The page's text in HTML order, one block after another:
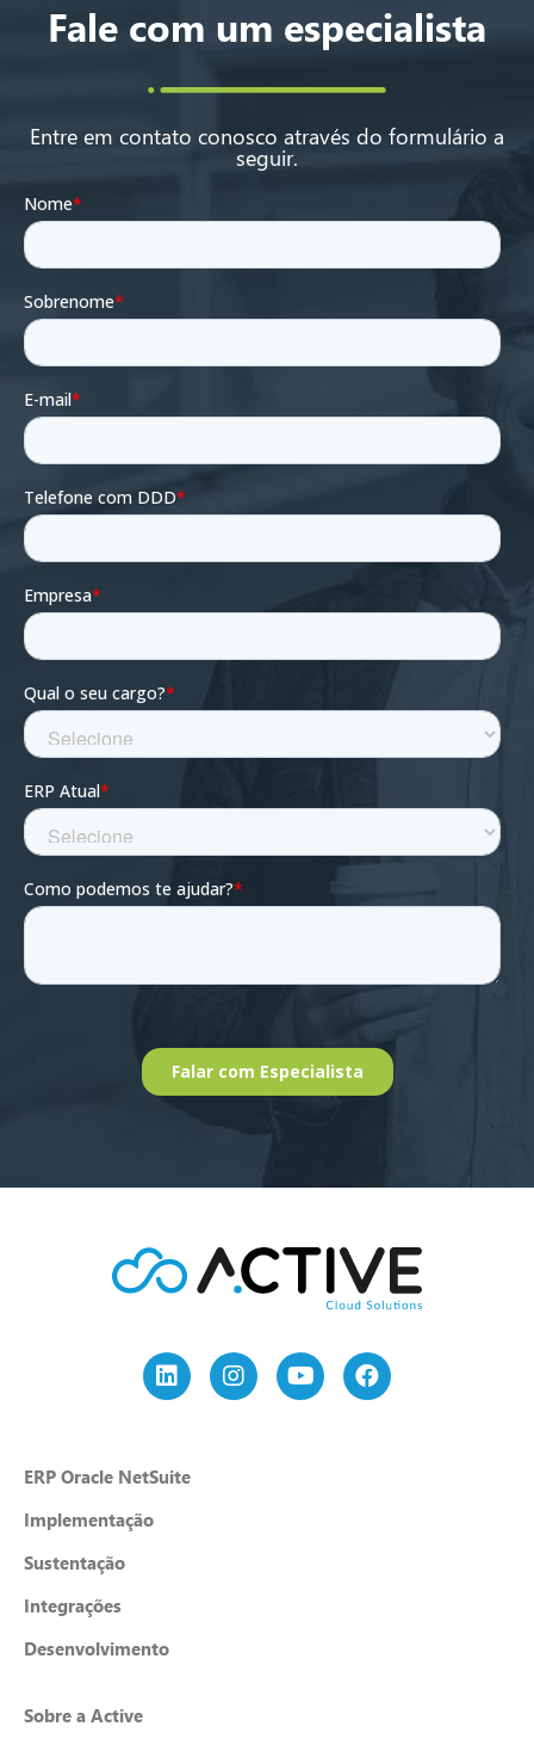
Fale com um especialista
Entre em contato conosco através do formulário a
seguir.
ERP Oracle NetSuite
Implementação
Sustentação
Integrações
Desenvolvimento
Sobre a Active